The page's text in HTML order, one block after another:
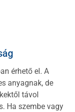
érhető el. A
anyagnak, de
távol
Ha szembe vagy